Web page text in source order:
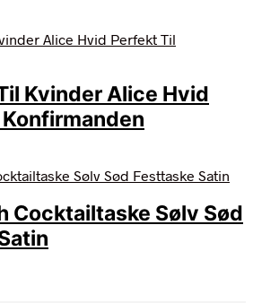
Kvinder Alice Hvid
Cocktailtaske Sølv Sød